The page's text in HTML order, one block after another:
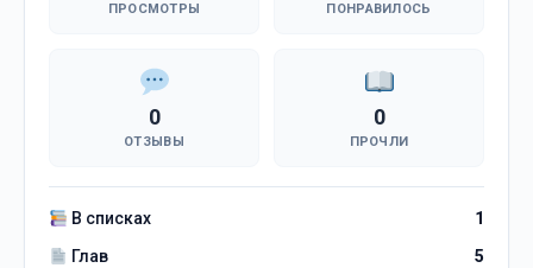
ПРОСМОТРЫ ПОНРАВИЛОСЬ
0
ОТЗЫВЫ
0
ПРОЧЛИ
В списках
1
Глав
5